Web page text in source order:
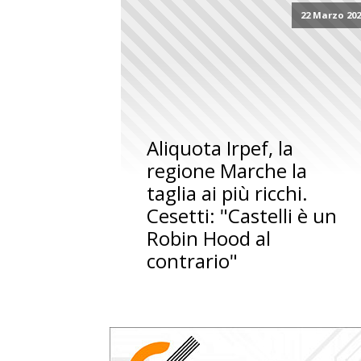
22 Marzo
Aliquota Irpef, la
regione Marche la
taglia ai più ricchi.
Cesetti: "Castelli è un
Robin Hood al
contrario"